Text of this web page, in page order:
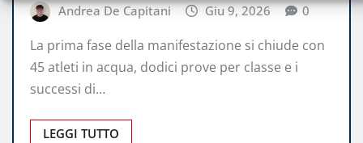
Andrea De Capitani Giu 9, 2026 0
La prima fase della manifestazione si chiude con
45 atleti in acqua, dodici prove per classe e i
successi di…
LEGGI TUTTO